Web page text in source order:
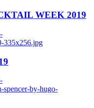
WEEK 2019
335x256.jpg
spencer-by-hugo-